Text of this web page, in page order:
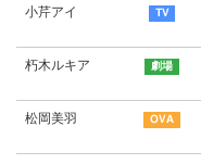
小芹アイ
朽木ルキア
松岡美羽